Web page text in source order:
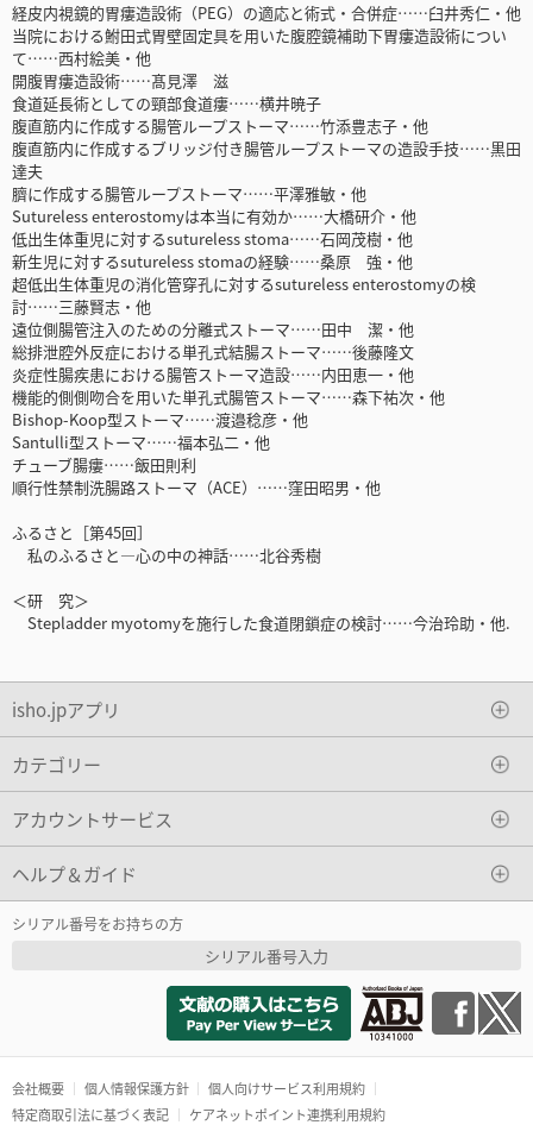
経皮内視鏡的胃瘻造設術（PEG）の適応と術式・合併症……臼井秀仁・他
当院における鮒田式胃壁固定具を用いた腹腔鏡補助下胃瘻造設術につい
て……西村絵美・他
開腹胃瘻造設術……髙見澤 滋
食道延長術としての頸部食道瘻……横井暁子
腹直筋内に作成する腸管ループストーマ……竹添豊志子・他
腹直筋内に作成するブリッジ付き腸管ループストーマの造設手技……黒田
達夫
臍に作成する腸管ループストーマ……平澤雅敏・他
Sutureless enterostomyは本当に有効か……大橋研介・他
低出生体重児に対するsutureless stoma……石岡茂樹・他
新生児に対するsutureless stomaの経験……桑原 強・他
超低出生体重児の消化管穿孔に対するsutureless enterostomyの検
討……三藤賢志・他
遠位側腸管注入のための分離式ストーマ……田中 潔・他
総排泄腔外反症における単孔式結腸ストーマ……後藤隆文
炎症性腸疾患における腸管ストーマ造設……内田恵一・他
機能的側側吻合を用いた単孔式腸管ストーマ……森下祐次・他
Bishop-Koop型ストーマ……渡邉稔彦・他
Santulli型ストーマ……福本弘二・他
チューブ腸瘻……飯田則利
順行性禁制洗腸路ストーマ（ACE）……窪田昭男・他
ふるさと［第45回］
私のふるさと―心の中の神話……北谷秀樹
＜研 究＞
Stepladder myotomyを施行した食道閉鎖症の検討……今治玲助・他.
isho.jpアプリ
カテゴリー
アカウントサービス
ヘルプ＆ガイド
シリアル番号をお持ちの方
シリアル番号入力
会社概要 個人情報保護方針
個人向けサービス利用規約
特定商取引法に基づく表記
ケアネットポイント連携利用規約